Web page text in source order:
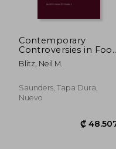
Contemporary
Controversies in Foot
and Ankle Surgery, an
Issue of Clinics in
and Surgery: Volume
29-3 (en Inglés)
Blitz, Neil M.
Saunders, Tapa Dura,
Nuevo